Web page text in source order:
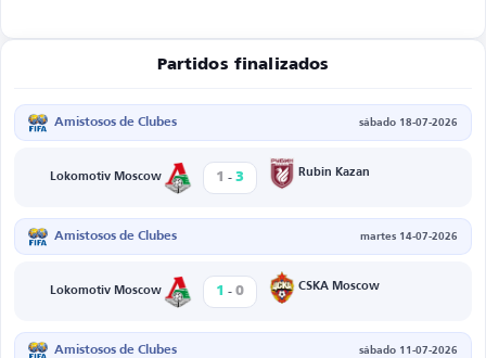
Partidos finalizados
Amistosos de Clubes sábado 18-07-2026
Lokomotiv Moscow 1 - 3 Rubin Kazan
Amistosos de Clubes martes 14-07-2026
Lokomotiv Moscow 1 - 0 CSKA Moscow
Amistosos de Clubes sábado 11-07-2026